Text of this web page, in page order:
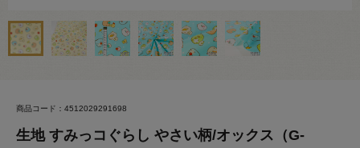
商品コード：4512029291698
生地 すみっコぐらし やさい柄/オックス（G-